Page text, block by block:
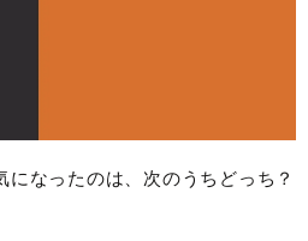
なったのは、次のうちどっち？